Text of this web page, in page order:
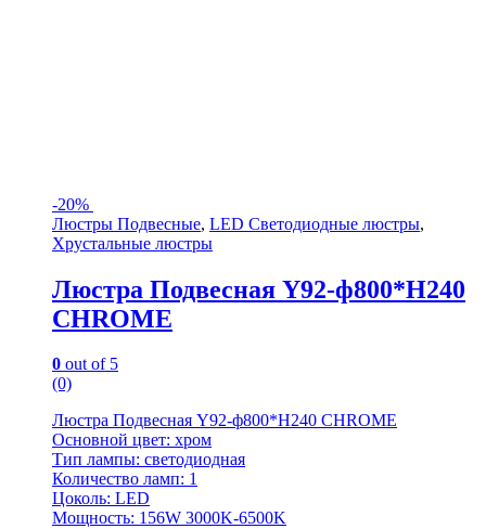
-20%
Люстры Подвесные, LED Светодиодные люстры,
Хрустальные люстры
Люстра Подвесная Y92-ф800*H240
CHROME
0 out of 5
(0)
Люстра Подвесная Y92-ф800*H240 CHROME
Основной цвет: хром
Тип лампы: светодиодная
Количество ламп: 1
Цоколь: LED
Мощность: 156W 3000K-6500K